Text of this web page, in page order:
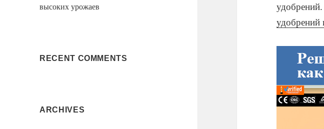
высоких урожаев
RECENT COMMENTS
ARCHIVES
удобрений